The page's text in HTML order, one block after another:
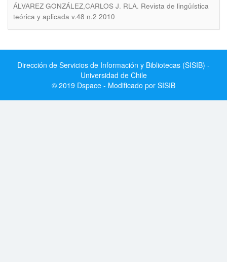
ÁLVAREZ GONZÁLEZ,CARLOS J. RLA. Revista de lingüística
teórica y aplicada v.48 n.2 2010
Dirección de Servicios de Información y Bibliotecas (SISIB) -
Universidad de Chile
© 2019 Dspace - Modificado por SISIB